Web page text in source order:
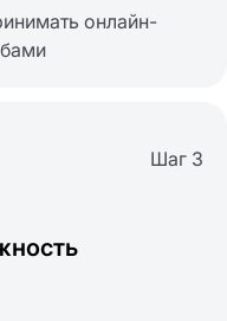
онлайн-
Шаг 3